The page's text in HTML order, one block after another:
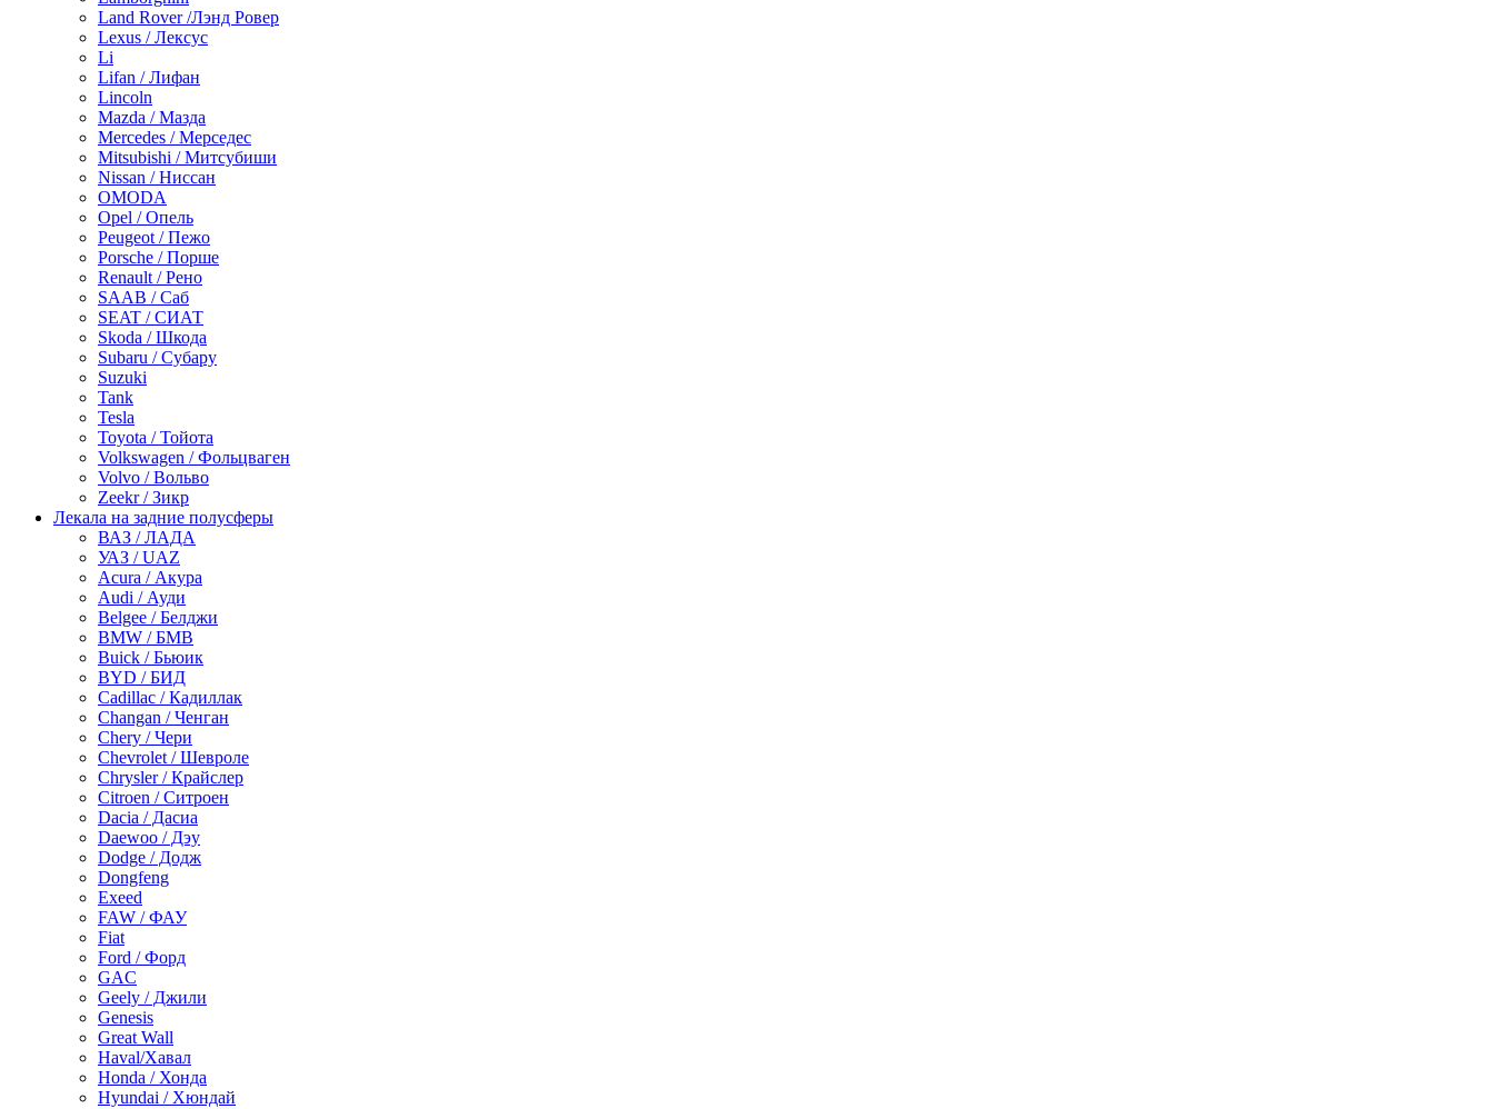
Land Rover /Лэнд Ровер
Lexus / Лексус
Li
Lifan / Лифан
Lincoln
Mazda / Мазда
Mercedes / Мерседес
Mitsubishi / Митсубиши
Nissan / Ниссан
OMODA
Opel / Опель
Peugeot / Пежо
Porsche / Порше
Renault / Рено
SAAB / Саб
SEAT / СИАТ
Skoda / Шкода
Subaru / Субару
Suzuki
Tank
Tesla
Toyota / Тойота
Volkswagen / Фольцваген
Volvo / Вольво
Zeekr / Зикр
Лекала на задние полусферы
ВАЗ / ЛАДА
УАЗ / UAZ
Acura / Акура
Audi / Ауди
Belgee / Белджи
BMW / БМВ
Buick / Бьюик
BYD / БИД
Cadillac / Кадиллак
Changan / Ченган
Chery / Чери
Chevrolet / Шевроле
Chrysler / Крайслер
Citroen / Ситроен
Dacia / Дасиа
Daewoo / Дэу
Dodge / Додж
Dongfeng
Exeed
FAW / ФАУ
Fiat
Ford / Форд
GAC
Geely / Джили
Genesis
Great Wall
Haval/Хавал
Honda / Хонда
Hyundai / Хюндай